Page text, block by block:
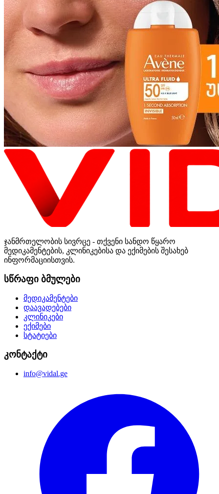
ჯანმრთელობის სივრცე - თქვენი სანდო წყარო
მედიკამენტების, კლინიკებისა და ექიმების შესახებ
ინფორმაციისთვის.
სწრაფი ბმულები
მედიკამენტები
დაავადებები
კლინიკები
ექიმები
სტატიები
კონტაქტი
info@vidal.ge